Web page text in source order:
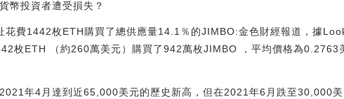
幣投資者遭受損失？
花費1442枚ETH購買了總供應量14.1％的JIMBO:金色財經報道，據
枚ETH （約260萬美元）購買了942萬枚JIMBO ，平均價格為
年4月達到近65,000美元的歷史新高，但在2021年6月跌至30,000